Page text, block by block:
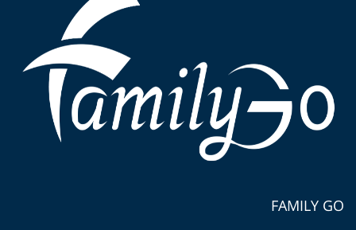
FAMILY GO